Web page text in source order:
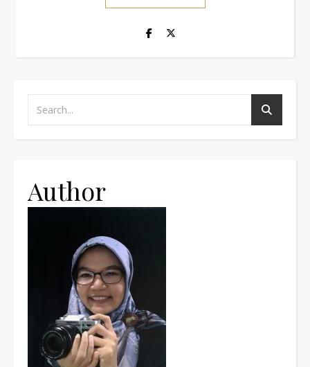
Author